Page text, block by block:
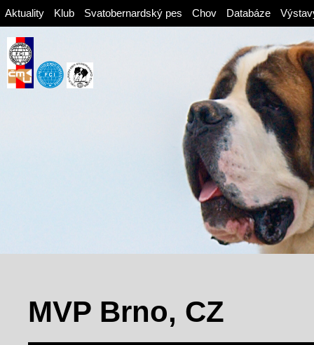
Aktuality Klub Svatobernardský pes Chov Databáze
MVP Brno, CZ